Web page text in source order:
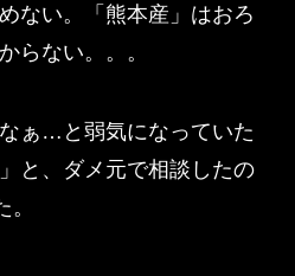
ない。「熊本産」はおろ
らない。。。
ぁ…と弱気になっていた
と、ダメ元で相談したの